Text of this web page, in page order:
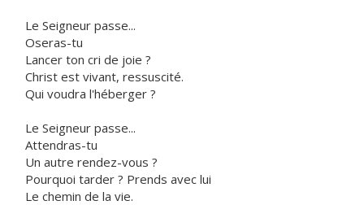
Le Seigneur passe...
Oseras-tu
Lancer ton cri de joie ?
Christ est vivant, ressuscité.
Qui voudra l'héberger ?
Le Seigneur passe...
Attendras-tu
Un autre rendez-vous ?
Pourquoi tarder ? Prends avec lui
Le chemin de la vie.